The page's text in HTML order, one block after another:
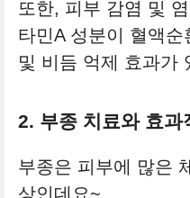
또한, 피부 감염 및
타민A 성분이 혈액순
및 비듬 억제 효과가
2. 부종 치료와 효과
부종은 피부에 많은
상인데요~